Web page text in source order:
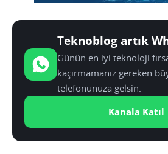
Teknoblog artık
Günün en iyi teknoloji
kaçırmamanız gereken
telefonunuza gelsin.
Kanala Katıl